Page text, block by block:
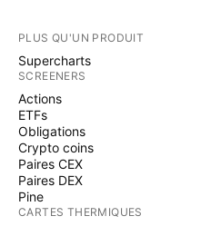
PLUS QU'UN PRODUIT
Supercharts
SCREENERS
Actions
ETFs
Obligations
Crypto coins
Paires CEX
Paires DEX
Pine
CARTES THERMIQUES